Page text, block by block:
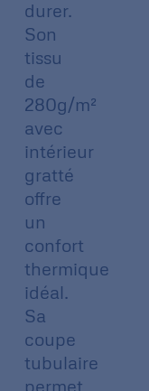
durer.
Son
tissu
de
280g/m²
avec
intérieur
gratté
offre
un
confort
thermique
idéal.
Sa
coupe
tubulaire
permet